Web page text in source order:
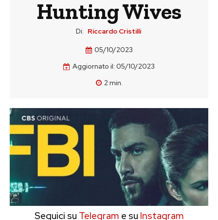
Hunting Wives
Di: Riccardo Cristilli
05/10/2023
Aggiornato il: 05/10/2023
2min.
Seguici su Telegram e su Instagram